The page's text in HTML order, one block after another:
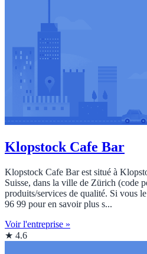
Klopstock Cafe Bar
Klopstock Cafe Bar est situé à
Suisse, dans la ville de Zürich (code
produits/services de qualité. Si vous
96 99 pour en savoir plus s...
Voir l'entreprise »
★ 4.6